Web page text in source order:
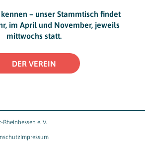
– unser Stammtisch findet
im April und November, jeweils
mittwochs statt.
DER VEREIN
e. V.
Impressum